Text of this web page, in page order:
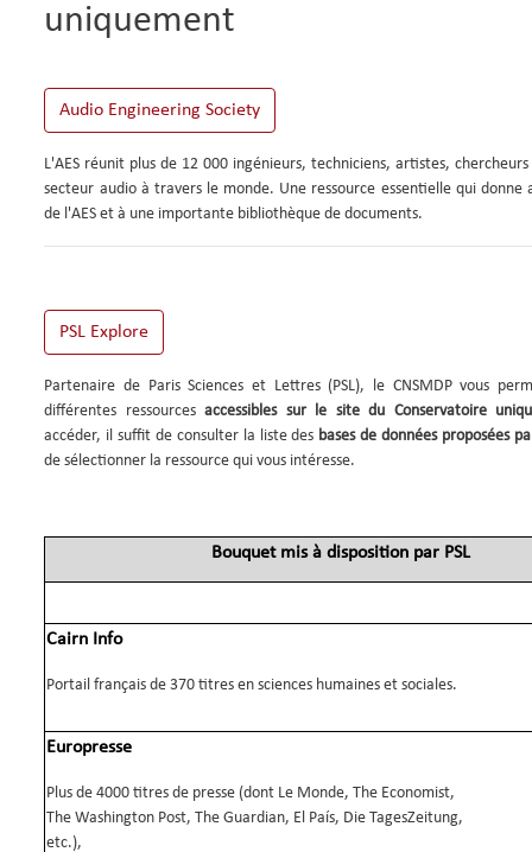
uniquement
L'AES réunit plus de 12 000 ingénieurs, techniciens, artistes,
secteur audio à travers le monde. Une ressource essentielle qui donne
de l'AES et à une importante bibliothèque de documents.
Partenaire de Paris Sciences et Lettres (PSL), le CNSMDP vous
différentes ressourcesaccessibles sur le site du Conservatoire
accéder, il suffit de consulter la liste des bases de données proposées
de sélectionner la ressource qui vous intéresse.
Bouquet mis à disposition par PSL
Cairn Info
Portail français de 370 titres en sciences humaines et sociales.
Europresse
Plus de 4000 titres de presse (dont Le Monde, The Economist,
The Washington Post, The Guardian, El País, Die TagesZeitung,
etc.),